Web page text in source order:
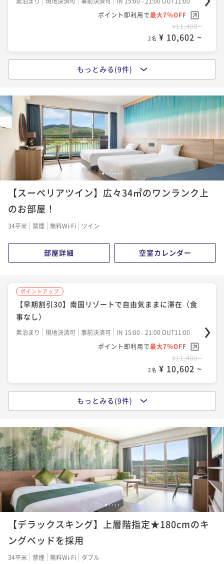
ポイント即利用で 最大7％OFF
¥20,300~
2名 ¥ 18,879 ~
【スタンダードプラン】南国リゾートで自由気ままに
二食付き 現地決済可 事前決済可
IN 15:00 - 17:00 OUT11:00
ポイント即利用で最大7％OFF
¥21,100~
2名 ¥ 19,623 ~
ポイントアップ
【直行便期間限定】夏満喫～！ホテルの豪華ディナー
¥24,700~
2名 ¥ 22,971 ~
ポイントアップ
【連泊割引】南国リゾートで自由気ままに滞在（朝食
付）
朝食付き 現地決済可 事前決済可
ポイント即利用で 最大7％OFF
¥26,760~
¥ 24,886 ~
ポイント即利用で最大7％OFF
¥14,840~
2名 ¥ 13,801 ~
【スタンダードプラン】南国リゾートで自由気ままに
滞在 ホテルシェフ自慢の夕食付（夕食付）
夕食付き 現地決済可 事前決済可
IN 15:00 - 17:00 OUT11:00
ポイント即利用で最大7％OFF
¥17,700~
2名 ¥ 16,461 ~
ポイントアップ
【連泊割引】南国リゾートで自由気ままに滞在（食事
なし）
¥19,000~
2名 ¥ 17,670 ~
ポイントアップ
【直行便期間限定】夏満喫～！ホテルの豪華ディナー
バイキング♪夕食付のプラン（夕食のみ）
夕食付き 現地決済可 事前決済可
IN 15:00 - 24:00 OUT11:00
ポイント即利用で 最大7％OFF
¥20,300~
2名 ¥ 18,879 ~
【スタンダードプラン】南国リゾートで自由気ままに
二食付き 現地決済可 事前決済可
IN 15:00 - 17:00 OUT11:00
ポイント即利用で
¥22,100~
2名 ¥ 20,553 ~
ポイントアップ
【直行便期間限定】夏満喫～！ホテルの豪華ディナー
ポイント即利用で最大7％OFF
¥11,400~
2名 ¥ 10,602 ~
【スタンダードプラン】南国リゾートで自由気ままに
滞在（食事なし）
素泊まり 現地決済可 事前決済可
IN 15:00 - 21:00 OUT11:00
ポイント即利用で
¥12,000~
2名 ¥ 11,160 ~
ポイントアップ
【早期割引30】南国リゾートで自由気ままに滞在（朝
食付）
朝食付き 現地決済可
¥16,240~
2名 ¥ 15,103 ~
ポイントアップ
【スタンダードプラン】南国リゾートで自由気ままに
滞在（朝食付）
朝食付き 現地決済可 事前決済可
IN 15:00 - 21:00 OUT11:00
ポイント即利用で最大7％OFF
¥16,840~
2名 ¥ 15,661 ~
【スタンダードプラン】南国リゾートで自由気ままに
滞在 ホテルシェフ自慢の夕食付（夕食付）
夕食付き 現地決済可 事前決済可
IN 15:00 - 17:00 OUT11:00
ポイント即利用で
最大7％OFF
¥19,700~
2名 ¥ 18,321 ~
ポイントアップ
【連泊割引】南国リゾートで自由気ままに滞在（食事
なし）
もっとみる(9件)
12 3 4 5 6 7
【スーペリアツイン】広々34㎡のワンランク上
のお部屋！
34平米 禁煙 無料Wi-Fi ツイン
部屋詳細 空室カレンダー
ポイントアップ
【早期割引30】南国リゾートで自由気ままに滞在（食
事なし）
素泊まり 現地決済可 事前決済可
IN 15:00 - 21:00 OUT11:00
ポイント即利用で最大7％OFF
¥11,400~
2名 ¥ 10,602 ~
【スタンダードプラン】南国リゾートで自由気ままに
滞在（食事なし）
素泊まり 現地決済可 事前決済可
IN 15:00 - 21:00 OUT11:00
ポイント即利用で
最大7％OFF
¥12,000~
2名 ¥ 11,160 ~
ポイントアップ
【早期割引30】南国リゾートで自由気ままに滞在（朝
食付）
朝食付き 現地決済可
もっとみる(9件)
1234 5
【デラックスキング】上層階指定★180cmのキ
ングベッドを採用
34平米 禁煙 無料Wi-Fi ダブル